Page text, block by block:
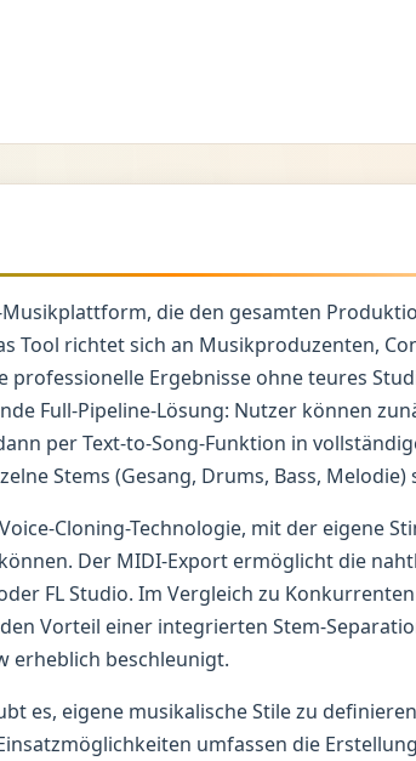
die den gesamten
Tool richtet sich an Musikproduzenten,
professionelle Ergebnisse ohne teures
Full-Pipeline-Lösung: Nutzer können
per Text-to-Song-Funktion in
Stems (Gesang, Drums, Bass, Melodie)
Cloning-Technologie, mit der eigene
Der MIDI-Export ermöglicht die
FL Studio. Im Vergleich zu
Vorteil einer integrierten Stem-
erheblich beschleunigt.
es, eigene musikalische Stile zu
umfassen die